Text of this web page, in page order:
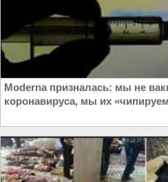
Moderna призналась: мы не
коронавируса, мы их